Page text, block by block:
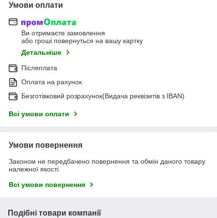
Умови оплати
Ви отримаєте замовлення
або гроші повернуться на вашу картку
Детальніше
Післяплата
Оплата на рахунок
Безготівковий розрахунок(Видача реквізитів з IBAN)
Всі умови оплати
Умови повернення
Законом не передбачено повернення та обмін даного товару
належної якості
Всі умови повернення
Подібні товари компанії